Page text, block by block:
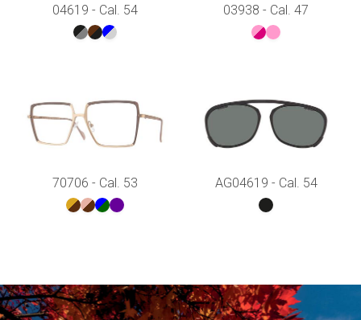
04619 - Cal. 54 03938 - Cal. 47
70706 - Cal. 53 AG04619 - Cal. 54